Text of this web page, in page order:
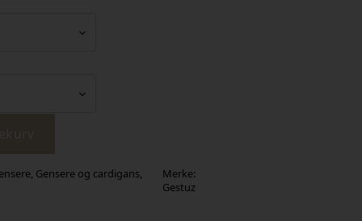
, Gensere og cardigans,
Merke:
Gestuz